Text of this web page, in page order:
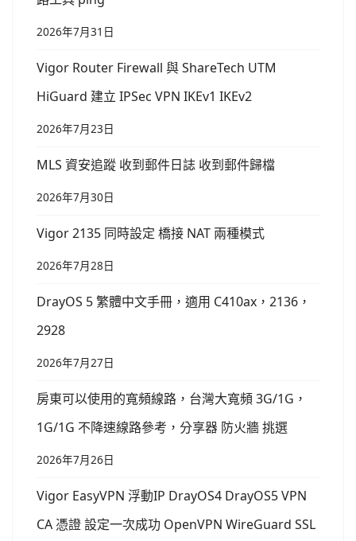
2026年7月31日
Vigor Router Firewall 與 ShareTech UTM
HiGuard 建立 IPSec VPN IKEv1 IKEv2
2026年7月23日
MLS 資安追蹤 收到郵件日誌 收到郵件歸檔
2026年7月30日
Vigor 2135 同時設定 橋接 NAT 兩種模式
2026年7月28日
DrayOS 5 繁體中文手冊，適用 C410ax，2136，
2928
2026年7月27日
房東可以使用的寬頻線路，台灣大寬頻 3G/1G，
1G/1G 不降速線路參考，分享器 防火牆 挑選
2026年7月26日
Vigor EasyVPN 浮動IP DrayOS4 DrayOS5 VPN
CA 憑證 設定一次成功 OpenVPN WireGuard SSL